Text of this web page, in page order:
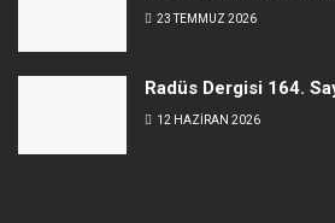
23 TEMMUZ 2026
Radüs Dergisi 164.
12 HAZIRAN 2026